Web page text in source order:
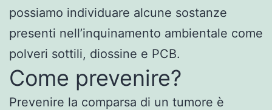
possiamo individuare alcune sostanze
presenti nell’inquinamento ambientale come
polveri sottili, diossine e PCB.
Come prevenire?
Prevenire la comparsa di un tumore è